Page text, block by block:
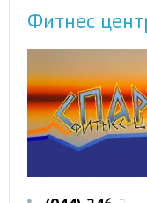
Фитнес